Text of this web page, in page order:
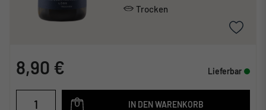
Trocken
8,90 € Lieferbar
IN DEN WARENKORB